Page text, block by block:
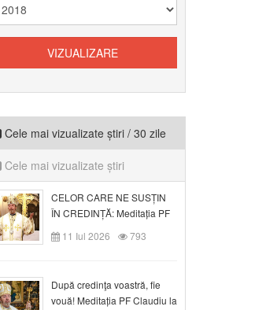
Cele mai vizualizate știri / 30 zile
Cele mai vizualizate știri
CELOR CARE NE SUSȚIN
ÎN CREDINȚĂ: Meditația PF
Claudiu la Duminica a VI-a
după Rusalii
11 Iul 2026 793
După credinţa voastră, fie
vouă! Meditația PF Claudiu la